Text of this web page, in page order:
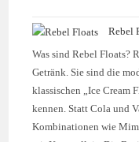
Rebel
Was sind Rebel Floats?
Getränk. Sie sind die
klassischen „Ice Cream
kennen. Statt Cola und
Kombinationen wie